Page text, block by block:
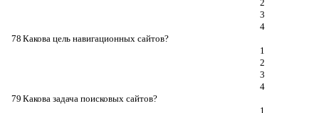
2
3
4
78 Какова цель навигационных сайтов?
1
2
3
4
79 Какова задача поисковых сайтов?
1